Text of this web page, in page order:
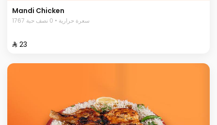
Mandi Chicken
1767 سعرة حرارية • 0 نصف حبة
⁨⁦‪‬ 23⁩